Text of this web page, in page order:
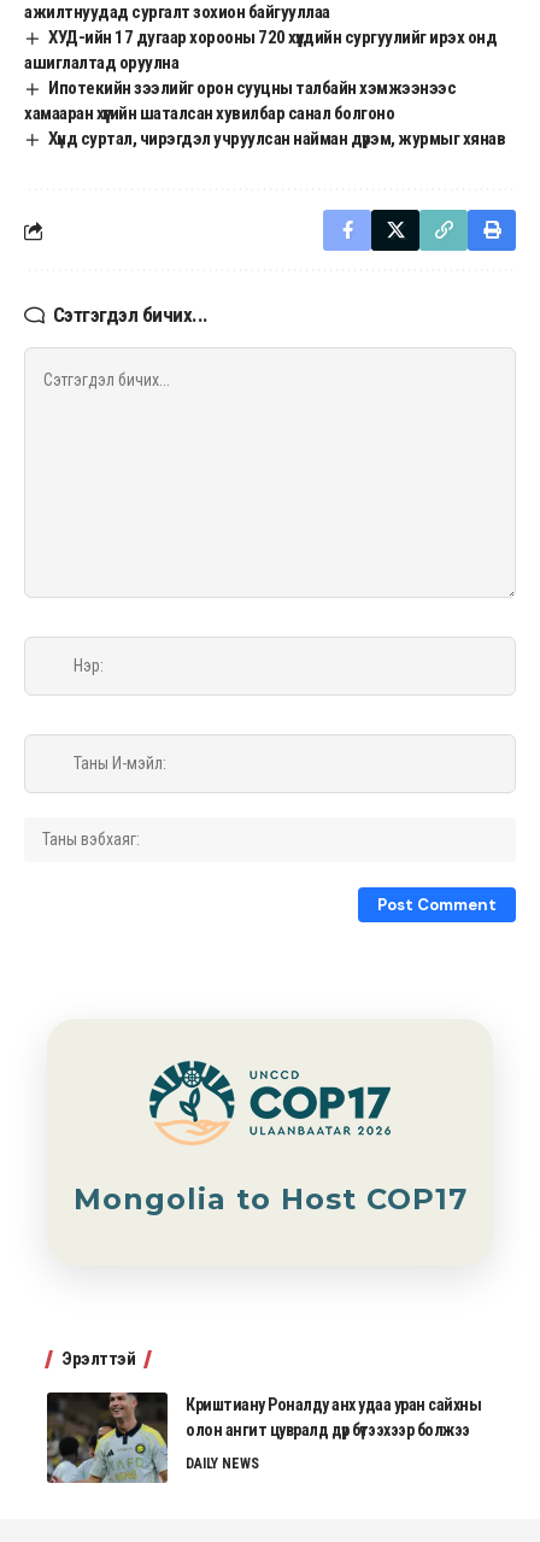
ажилтнуудад сургалт зохион байгууллаа
ХУД-ийн 17 дугаар хорооны 720 хүүхдийн сургуулийг ирэх онд
ашиглалтад оруулна
Ипотекийн зээлийг орон сууцны талбайн хэмжээнээс
хамааран хүүгийн шаталсан хувилбар санал болгоно
Хүнд суртал, чирэгдэл учруулсан найман дүрэм, журмыг хянав
Сэтгэгдэл бичих...
Mongolia to Host COP17
Эрэлттэй
Криштиану Роналду анх удаа уран сайхны
олон ангит цувралд дүр бүтээхээр болжээ
DAILY NEWS